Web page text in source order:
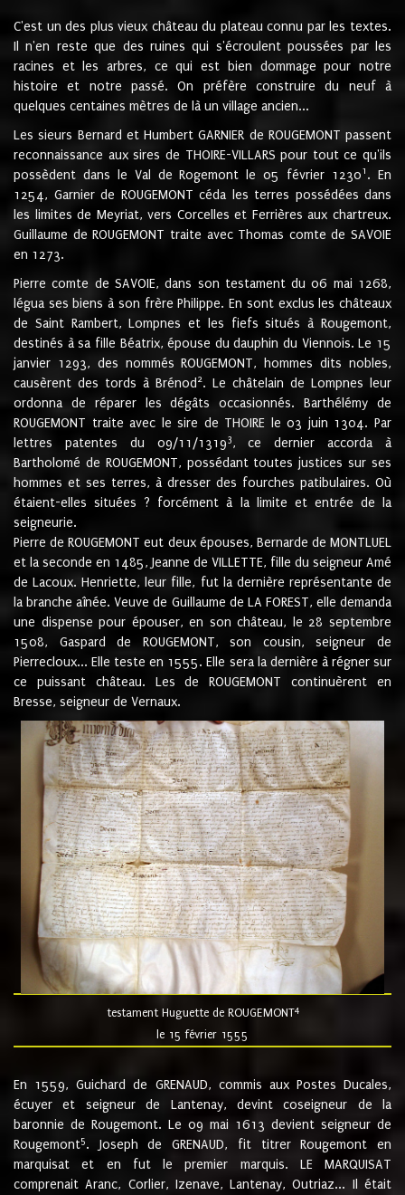
C'est un des plus vieux château du plateau connu par les textes.
Il n'en reste que des ruines qui s'écroulent poussées par les
racines et les arbres, ce qui est bien dommage pour notre
histoire et notre passé. On préfère construire du neuf à
quelques centaines mètres de là un village ancien...
Les sieurs Bernard et Humbert GARNIER de ROUGEMONT passent
reconnaissance aux sires de THOIRE-VILLARS pour tout ce qu'ils
possèdent dans le Val de Rogemont le 05 février 12301 . En
1254, Garnier de ROUGEMONT céda les terres possédées dans
les limites de Meyriat, vers Corcelles et Ferrières aux chartreux.
Guillaume de ROUGEMONT traite avec Thomas comte de SAVOIE
en 1273.
Pierre comte de SAVOIE, dans son testament du 06 mai 1268,
légua ses biens à son frère Philippe. En sont exclus les châteaux
de Saint Rambert, Lompnes et les fiefs situés à Rougemont,
destinés à sa fille Béatrix, épouse du dauphin du Viennois. Le 15
janvier 1293, des nommés ROUGEMONT, hommes dits nobles,
causèrent des tords à Brénod 2. Le châtelain de Lompnes leur
ordonna de réparer les dégâts occasionnés. Barthélémy de
ROUGEMONT traite avec le sire de THOIRE le 03 juin 1304. Par
lettres patentes du 09/11/13193, ce dernier accorda à
Bartholomé de ROUGEMONT, possédant toutes justices sur ses
hommes et ses terres, à dresser des fourches patibulaires. Où
étaient-elles situées ? forcément à la limite et entrée de la
seigneurie.
Pierre de ROUGEMONT eut deux épouses, Bernarde de MONTLUEL
et la seconde en 1485, Jeanne de VILLETTE, fille du seigneur Amé
de Lacoux. Henriette, leur fille, fut la dernière représentante de
la branche aînée. Veuve de Guillaume de LA FOREST, elle demanda
une dispense pour épouser, en son château, le 28 septembre
1508, Gaspard de ROUGEMONT, son cousin, seigneur de
Pierrecloux... Elle teste en 1555. Elle sera la dernière à régner sur
ce puissant château. Les de ROUGEMONT continuèrent en
Bresse, seigneur de Vernaux.
testament Huguette de ROUGEMONT4
le 15 février 1555
En 1559, Guichard de GRENAUD, commis aux Postes Ducales,
écuyer et seigneur de Lantenay, devint coseigneur de la
baronnie de Rougemont. Le 09 mai 1613 devient seigneur de
Rougemont5. Joseph de GRENAUD, fit titrer Rougemont en
marquisat et en fut le premier marquis. LE MARQUISAT
comprenait Aranc, Corlier, Izenave, Lantenay, Outriaz... Il était